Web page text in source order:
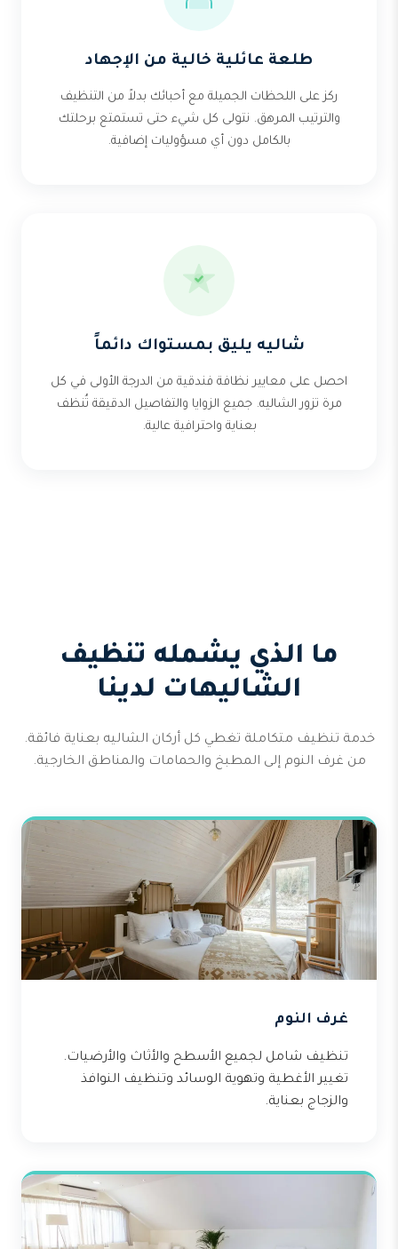
طلعة عائلية خالية من الإجهاد
ركز على اللحظات الجميلة مع أحبائك بدلاً من التنظيف
والترتيب المرهق. نتولى كل شيء حتى تستمتع برحلتك
بالكامل دون أي مسؤوليات إضافية.
شاليه يليق بمستواك دائماً
احصل على معايير نظافة فندقية من الدرجة الأولى في كل
مرة تزور الشاليه. جميع الزوايا والتفاصيل الدقيقة تُنظف
بعناية واحترافية عالية.
ما الذي يشمله تنظيف
الشاليهات لدينا
خدمة تنظيف متكاملة تغطي كل أركان الشاليه بعناية فائقة.
من غرف النوم إلى المطبخ والحمامات والمناطق الخارجية.
غرف النوم
تنظيف شامل لجميع الأسطح والأثاث والأرضيات.
تغيير الأغطية وتهوية الوسائد وتنظيف النوافذ
والزجاج بعناية.